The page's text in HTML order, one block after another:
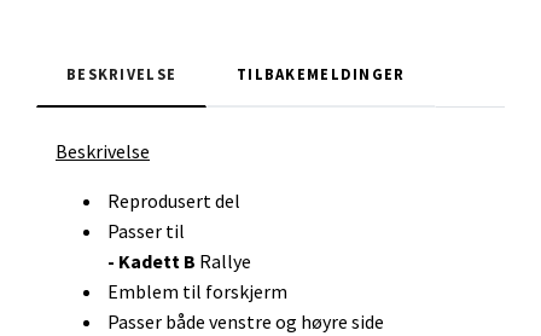
BESKRIVELSE TILBAKEMELDINGER
Beskrivelse
Reprodusert del
Passer til
- Kadett B Rallye
Emblem til forskjerm
Passer både venstre og høyre side